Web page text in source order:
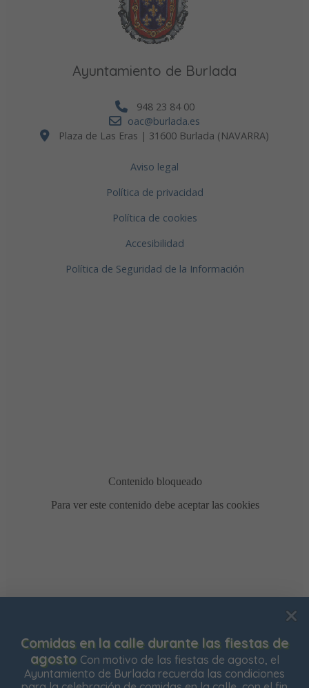
Comidas en la calle durante las fiestas de
agosto Con motivo de las fiestas de agosto, el
Ayuntamiento de Burlada recuerda las condiciones
Ayuntamiento de Burlada
948 23 84 00
oac@burlada.es
Plaza de Las Eras | 31600 Burlada (NAVARRA)
Aviso legal
Política de privacidad
Política de cookies
Accesibilidad
Política de Seguridad de la Información
Usamos cookies para mejorar su experiencia de
navegación en nuestra web, para mostrarle contenidos
personalizados y analizar el tráfico de nuestra web.